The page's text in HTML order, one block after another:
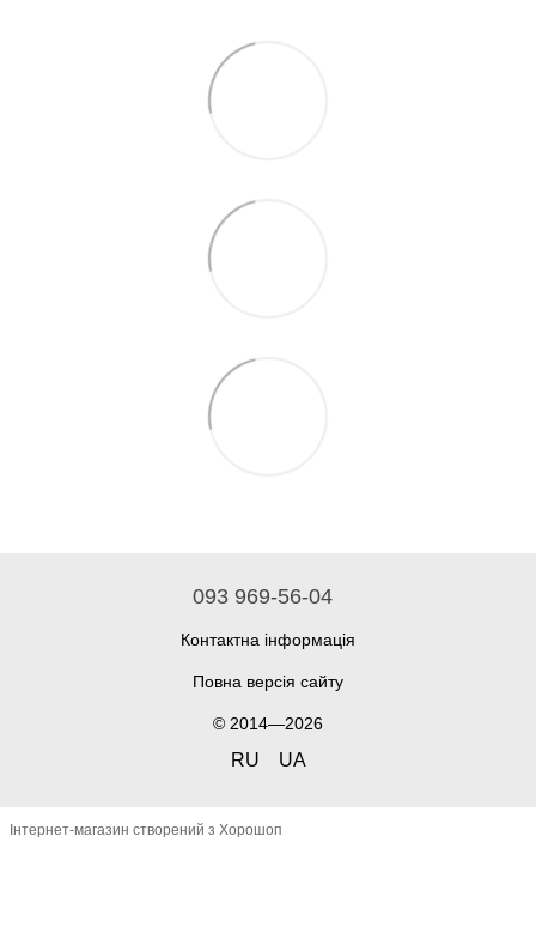
093 969-56-04
Контактна інформація
Повна версія сайту
© 2014—2026
RU UA
Інтернет-магазин створений з Хорошоп